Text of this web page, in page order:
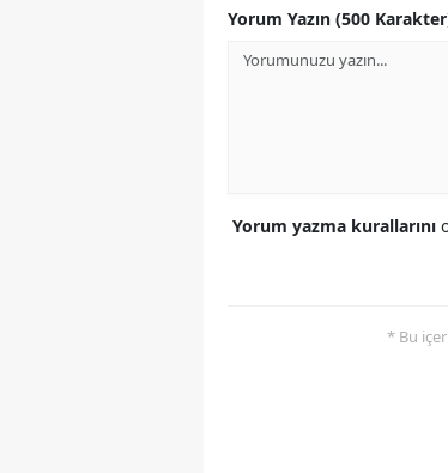
Yorum Yazın (500
Yorum yazma kurallarını
* Bu